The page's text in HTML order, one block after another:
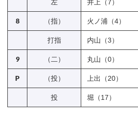
左 井上（7）
8 （指） 火ノ浦（4）
打指 内山（3）
9 （二） 丸山（0）
P （投） 上出（20）
投 堀（17）